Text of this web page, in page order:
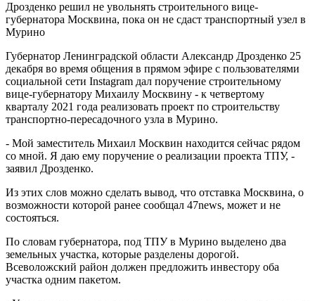
Дрозденко решил не увольнять строительного вице-
губернатора Москвина, пока он не сдаст транспортный узел в
Мурино
Губернатор Ленинградской области Александр Дрозденко 25
декабря во время общения в прямом эфире с пользователями
социальной сети Instagram дал поручение строительному
вице-губернатору Михаилу Москвину - к четвертому
кварталу 2021 года реализовать проект по строительству
транспортно-пересадочного узла в Мурино.
- Мой заместитель Михаил Москвин находится сейчас рядом
со мной. Я даю ему поручение о реализации проекта ТПУ, -
заявил Дрозденко.
Из этих слов можно сделать вывод, что отставка Москвина, о
возможности которой ранее сообщал 47news, может и не
состояться.
По словам губернатора, под ТПУ в Мурино выделено два
земельных участка, которые разделены дорогой.
Всеволожский район должен предложить инвестору оба
участка одним пакетом.